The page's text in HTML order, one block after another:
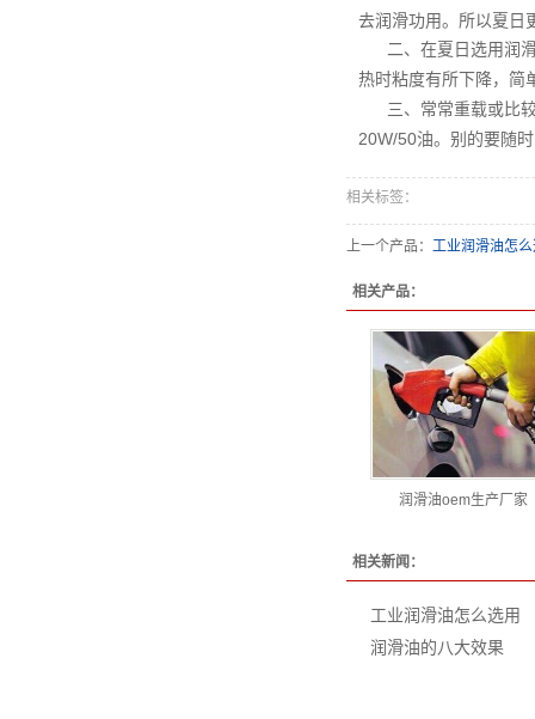
去润滑功用。所以夏日
二、在夏日选用润
热时粘度有所下降，简
三、常常重载或比较
20W/50油。别的要随
相关标签：
上一个产品： 工业润滑油怎
相关产品：
润滑油oem生产厂家
相关新闻：
工业润滑油怎么选用
润滑油的八大效果